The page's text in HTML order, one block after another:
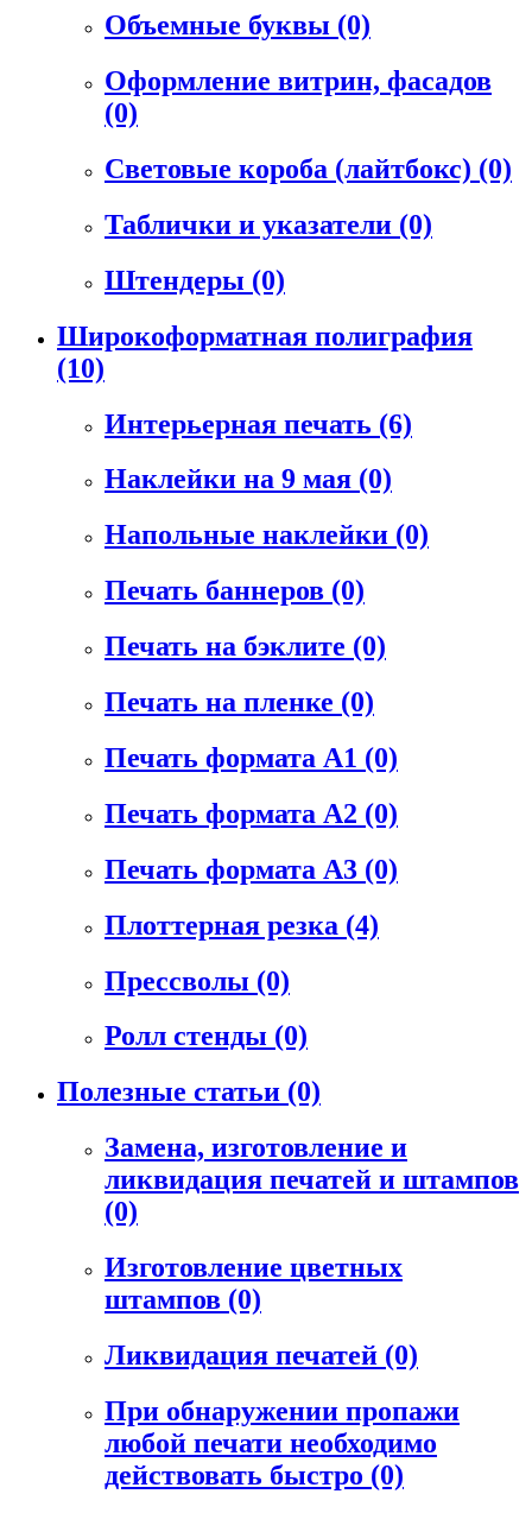
Объемные буквы (0)
Оформление витрин, фасадов
(0)
Световые короба (лайтбокс) (0)
Таблички и указатели (0)
Штендеры (0)
Широкоформатная полиграфия
(10)
Интерьерная печать (6)
Наклейки на 9 мая (0)
Напольные наклейки (0)
Печать баннеров (0)
Печать на бэклите (0)
Печать на пленке (0)
Печать формата А1 (0)
Печать формата А2 (0)
Печать формата А3 (0)
Плоттерная резка (4)
Прессволы (0)
Ролл стенды (0)
Полезные статьи (0)
Замена, изготовление и
ликвидация печатей и штампов
(0)
Изготовление цветных
штампов (0)
Ликвидация печатей (0)
При обнаружении пропажи
любой печати необходимо
действовать быстро (0)